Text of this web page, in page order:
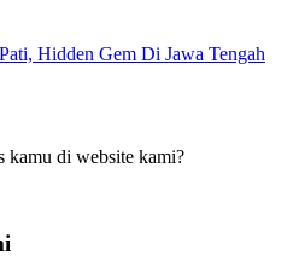
Hidden Gem Di Jawa Tengah
kamu di website kami?